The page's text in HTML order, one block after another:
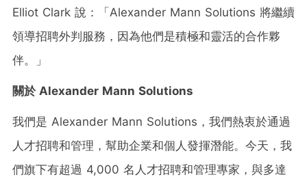
Elliot Clark 說：「Alexander Mann Solutions 將繼續
領導招聘外判服務，因為他們是積極和靈活的合作夥
伴。」
關於Alexander Mann Solutions
我們是 Alexander Mann Solutions，我們熱衷於通過
人才招聘和管理，幫助企業和個人發揮潛能。今天，我
們旗下有超過 4,000 名人才招聘和管理專家，與多達